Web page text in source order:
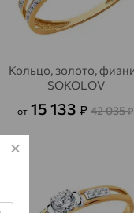
Кольцо, золото,
SOKOLOV
от 15 133₽ 42 035₽
64%